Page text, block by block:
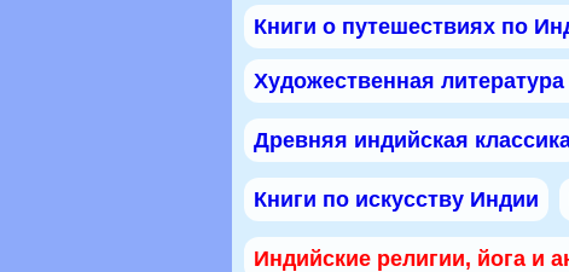
Книги о путешествиях по
Художественная
Древняя индийская
Книги по искусству Индии
Индийские религии, йога и